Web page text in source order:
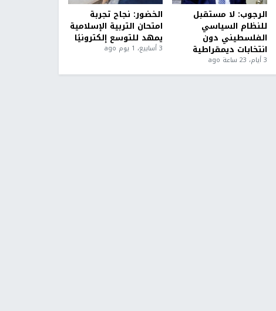
الرجوب: لا مستقبل
للنظام السياسي
الفلسطيني دون
انتخابات ديمقراطية
3 أيام، 23 ساعة ago
الخضور: نجاح تجربة
امتحان التربية الإسلامية
يمهد للتوسع إلكترونيًا
3 أسابيع، 1 يوم ago